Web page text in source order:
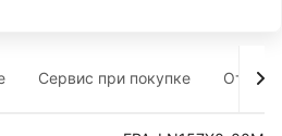
Сервис при покупке Отзывы